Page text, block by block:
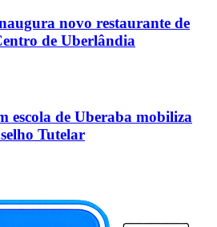
novo restaurante de
de Uberlândia
escola de Uberaba mobiliza
Tutelar